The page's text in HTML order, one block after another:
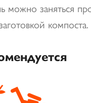
можно заняться
компоста.